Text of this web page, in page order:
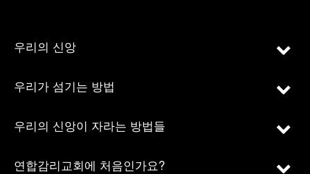
우리의 신앙
우리가 섬기는 방법
우리의 신앙이 자라는 방법들
연합감리교회에 처음인가요?